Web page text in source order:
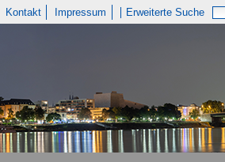
Kontakt Impressum Erweiterte Suche